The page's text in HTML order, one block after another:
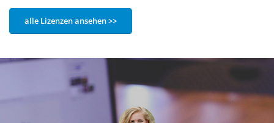
alle Lizenzen ansehen >>